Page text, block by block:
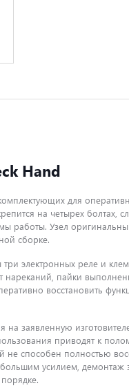
Hand
для
на четырех болтах,
работы. Узел
сборке.
электронных реле и
пайки
восстановить
заявленную
приводят к
не способен полностью
усилием,